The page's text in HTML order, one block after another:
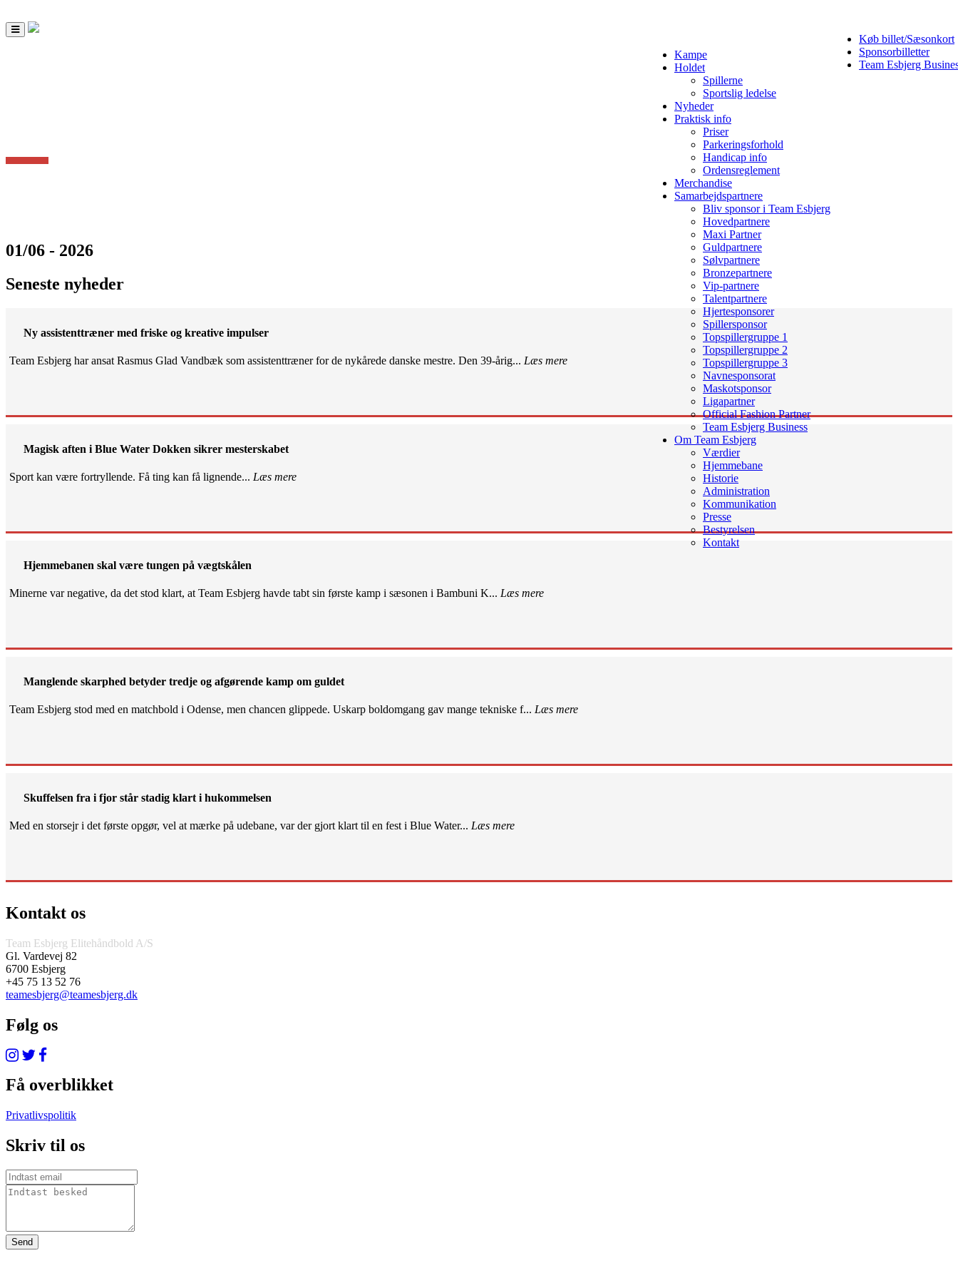
Køb billet/Sæsonkort
Sponsorbilletter
Team Esbjerg
Toggle
navigation
Kampe
Holdet
Spillerne
Sportslig ledelse
Nyheder
Praktisk info
Priser
Parkeringsforhold
Handicap info
Ordensreglement
Merchandise
Samarbejdspartnere
Bliv sponsor i Team Esbjerg
Hovedpartnere
Maxi Partner
Guldpartnere
Sølvpartnere
Bronzepartnere
Vip-partnere
Talentpartnere
Hjertesponsorer
Spillersponsor
Topspillergruppe 1
Topspillergruppe 2
Topspillergruppe 3
Navnesponsorat
Maskotsponsor
Ligapartner
Official Fashion Partner
Team Esbjerg Business
Om Team Esbjerg
Værdier
Hjemmebane
Historie
Administration
Kommunikation
Presse
Bestyrelsen
Kontakt
01/06 - 2026
Seneste nyheder
Ny assistenttræner med friske og kreative impulser
Team Esbjerg har ansat Rasmus Glad Vandbæk som assistenttræner for de nykårede danske mestre. Den 39-årig... Læs mere
Magisk aften i Blue Water Dokken sikrer mesterskabet
Sport kan være fortryllende. Få ting kan få lignende... Læs mere
Hjemmebanen skal være tungen på vægtskålen
Minerne var negative, da det stod klart, at Team Esbjerg havde tabt sin første kamp i sæsonen i Bambuni K... Læs mere
Manglende skarphed betyder tredje og afgørende kamp om guldet
Team Esbjerg stod med en matchbold i Odense, men chancen glippede. Uskarp boldomgang gav mange tekniske f... Læs mere
Skuffelsen fra i fjor står stadig klart i hukommelsen
Med en storsejr i det første opgør, vel at mærke på udebane, var der gjort klart til en fest i Blue Water... Læs mere
Kontakt os
Team Esbjerg Elitehåndbold A/S
Gl. Vardevej 82
6700 Esbjerg
+45 75 13 52 76
teamesbjerg@teamesbjerg.dk
Følg os
Få overblikket
Privatlivspolitik
Skriv til os